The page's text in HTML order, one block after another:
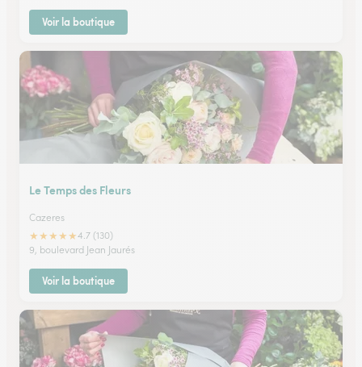
Voir la boutique
Le Temps des Fleurs
Cazeres
★★★★★4.7 (130)
9, boulevard Jean Jaurés
Voir la boutique